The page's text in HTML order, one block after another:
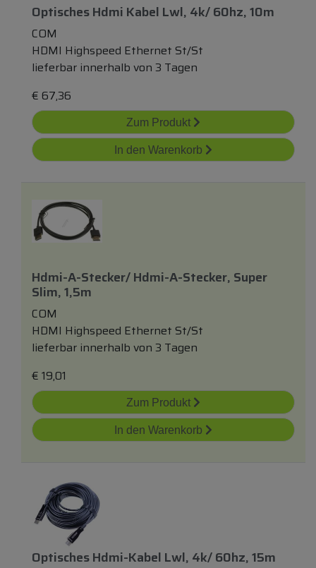
Optisches Hdmi Kabel Lwl, 4k/ 60hz, 10m
COM
HDMI Highspeed Ethernet St/St
lieferbar innerhalb von 3 Tagen
€ 67,36
Zum Produkt
In den Warenkorb
Hdmi-A-Stecker/ Hdmi-A-Stecker, Super
Slim, 1,5m
COM
HDMI Highspeed Ethernet St/St
lieferbar innerhalb von 3 Tagen
€ 19,01
Zum Produkt
In den Warenkorb
Optisches Hdmi-Kabel Lwl, 4k/ 60hz, 15m